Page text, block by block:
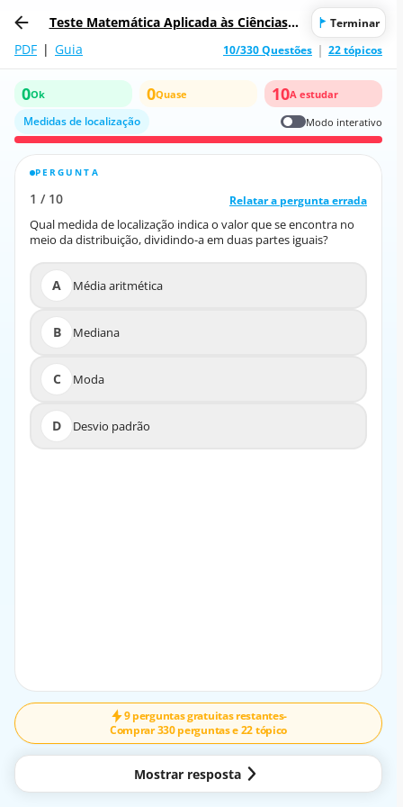
Teste Matemática Aplicada às Ciências S
Terminar
PDF | Guia 10/330 Questões 22 tópicos
0Ok 0Quase 10A estudar
Medidas de localização Modo interativo
PERGUNTA
1 / 10 Relatar a pergunta errada
Qual medida de localização indica o valor que se encontra no
meio da distribuição, dividindo-a em duas partes iguais?
A Média aritmética
B Mediana
C Moda
D Desvio padrão
1
/
10
Relatar a pergunta errada
Qual medida de localização indica o valor que se encontra no
meio da distribuição, dividindo-a em duas partes iguais?
9 perguntas gratuitas restantes-
Comprar 330 perguntas e 22 tópico
Mostrar resposta